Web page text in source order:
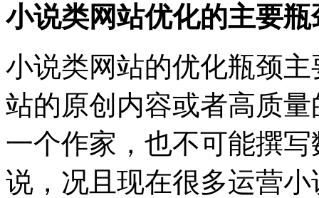
小说类网站优化的主要瓶
小说类网站的优化瓶颈
站的原创内容或者高质
一个作家，也不可能撰
说，况且现在很多运营